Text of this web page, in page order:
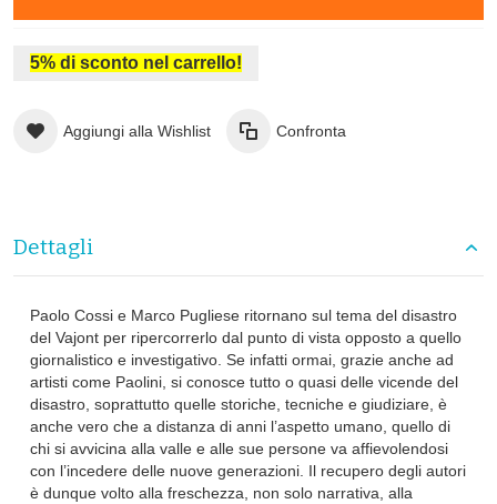
5% di sconto nel carrello!
Aggiungi alla Wishlist Confronta
Dettagli
Paolo Cossi e Marco Pugliese ritornano sul tema del disastro
del Vajont per ripercorrerlo dal punto di vista opposto a quello
giornalistico e investigativo. Se infatti ormai, grazie anche ad
artisti come Paolini, si conosce tutto o quasi delle vicende del
disastro, soprattutto quelle storiche, tecniche e giudiziare, è
anche vero che a distanza di anni l’aspetto umano, quello di
chi si avvicina alla valle e alle sue persone va affievolendosi
con l’incedere delle nuove generazioni. Il recupero degli autori
è dunque volto alla freschezza, non solo narrativa, alla